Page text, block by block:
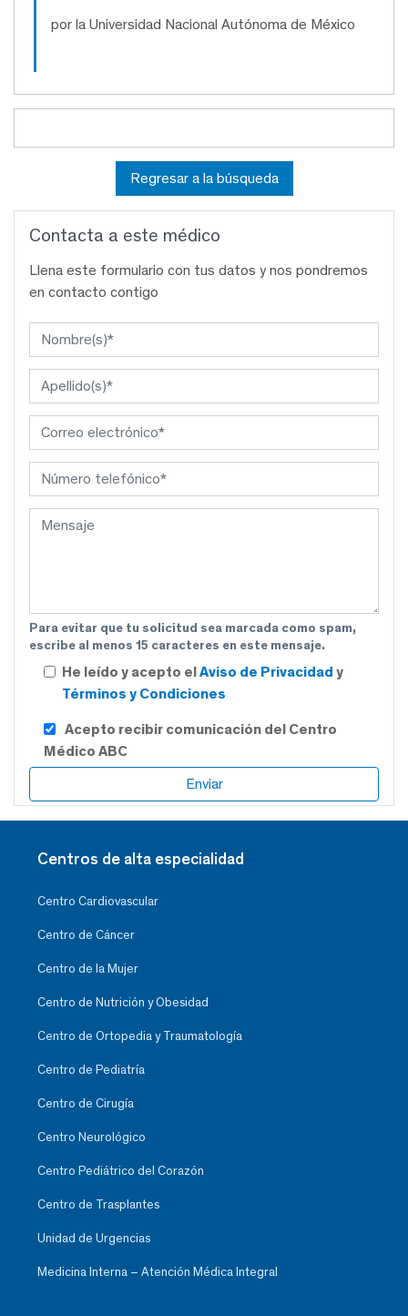
por la Universidad Nacional Autónoma de México
Regresar a la búsqueda
Contacta a este médico
Llena este formulario con tus datos y nos pondremos
en contacto contigo
Para evitar que tu solicitud sea marcada como spam,
escribe al menos 15 caracteres en este mensaje.
He leído y acepto elAviso de Privacidad y
Términos y Condiciones
Acepto recibir comunicación del Centro
Médico ABC
Centros de alta especialidad
Centro Cardiovascular
Centro de Cáncer
Centro de la Mujer
Centro de Nutrición y Obesidad
Centro de Ortopedia y Traumatología
Centro de Pediatría
Centro de Cirugía
Centro Neurológico
Centro Pediátrico del Corazón
Centro de Trasplantes
Unidad de Urgencias
Medicina Interna – Atención Médica Integral